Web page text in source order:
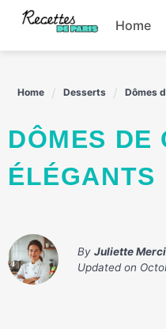
Skip
content
Home
Home Desserts Dômes
DÔMES DE CHEESECAKE AUX PISTACHES ET FRAMBOISES
ÉLÉGANTS
By Juliette
Updated on